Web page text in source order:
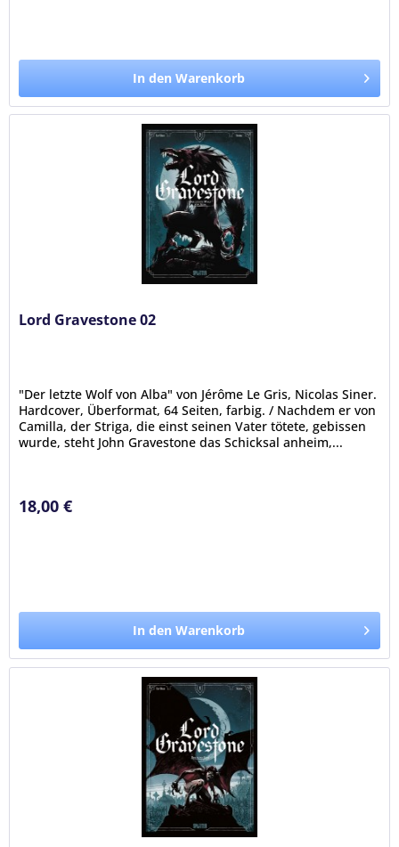
In den Warenkorb
Lord Gravestone 02
"Der letzte Wolf von Alba" von Jérôme Le Gris, Nicolas Siner.
Hardcover, Überformat, 64 Seiten, farbig. / Nachdem er von
Camilla, der Striga, die einst seinen Vater tötete, gebissen
wurde, steht John Gravestone das Schicksal anheim,...
18,00 €
In den Warenkorb